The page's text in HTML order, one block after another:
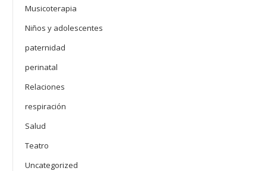
Musicoterapia
Niños y adolescentes
paternidad
perinatal
Relaciones
respiración
Salud
Teatro
Uncategorized